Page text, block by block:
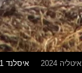
איסלנד 2021 איטליה 2024